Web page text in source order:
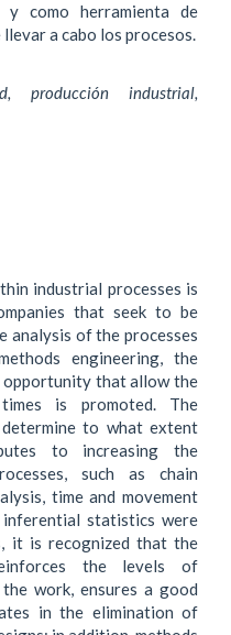
como herramienta de
llevar a cabo los procesos.
producción industrial,
industrial processes is
that seek to be
analysis of the processes
engineering, the
that allow the
is promoted. The
to what extent
to increasing the
such as chain
time and movement
inferential statistics were
it is recognized that the
the levels of
work, ensures a good
in the elimination of